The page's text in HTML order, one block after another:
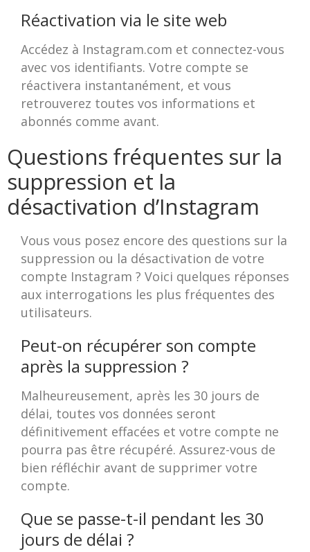
Réactivation via le site web
Accédez à Instagram.com et connectez-vous
avec vos identifiants. Votre compte se
réactivera instantanément, et vous
retrouverez toutes vos informations et
abonnés comme avant.
Questions fréquentes sur la
suppression et la
désactivation d’Instagram
Vous vous posez encore des questions sur la
suppression ou la désactivation de votre
compte Instagram ? Voici quelques réponses
aux interrogations les plus fréquentes des
utilisateurs.
Peut-on récupérer son compte
après la suppression ?
Malheureusement, après les 30 jours de
délai, toutes vos données seront
définitivement effacées et votre compte ne
pourra pas être récupéré. Assurez-vous de
bien réfléchir avant de supprimer votre
compte.
Que se passe-t-il pendant les 30
jours de délai ?